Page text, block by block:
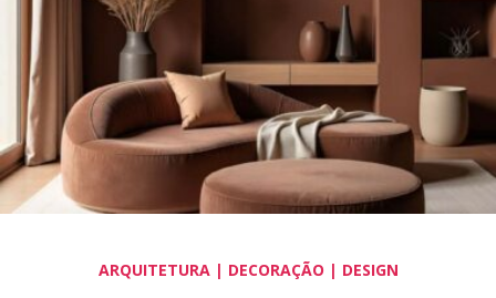
ARQUITETURA | DECORAÇÃO | DESIGN